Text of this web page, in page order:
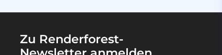
Zu Renderforest-